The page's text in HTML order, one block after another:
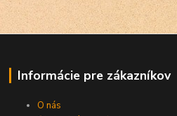
Informácie pre zákazníkov
O nás